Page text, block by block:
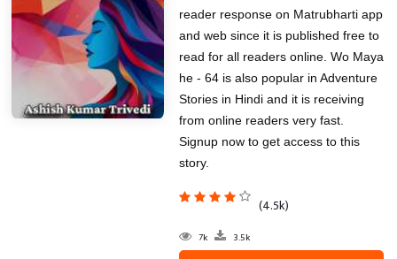
reader response on Matrubharti app
and web since it is published free to
read for all readers online. Wo Maya
he - 64 is also popular in Adventure
Stories in Hindi and it is receiving
from online readers very fast.
Signup now to get access to this
story.
(4.5k)
7k 3.5k